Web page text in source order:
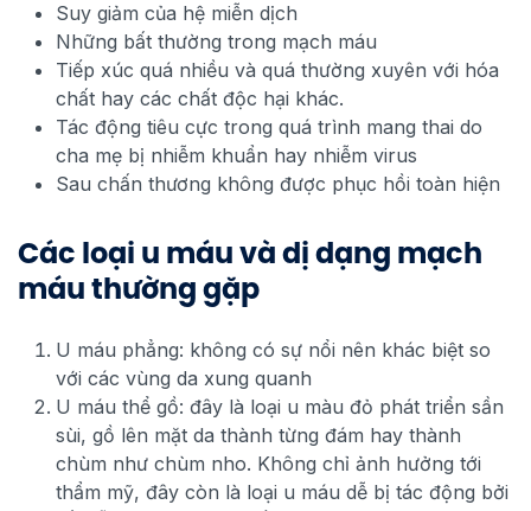
Suy giảm của hệ miễn dịch
Những bất thường trong mạch máu
Tiếp xúc quá nhiều và quá thường xuyên với hóa
chất hay các chất độc hại khác.
Tác động tiêu cực trong quá trình mang thai do
cha mẹ bị nhiễm khuẩn hay nhiễm virus
Sau chấn thương không được phục hồi toàn hiện
Các loại u máu và dị dạng mạch
máu thường gặp
U máu phẳng: không có sự nổi nên khác biệt so
với các vùng da xung quanh
U máu thể gồ: đây là loại u màu đỏ phát triển sần
sùi, gồ lên mặt da thành từng đám hay thành
chùm như chùm nho. Không chỉ ảnh hưởng tới
thẩm mỹ, đây còn là loại u máu dễ bị tác động bởi